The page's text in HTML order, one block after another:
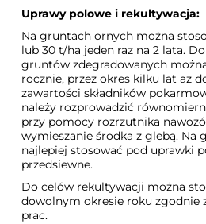
Uprawy polowe i rekultywacja:
Na gruntach ornych można
lub 30 t/ha jeden raz na 2 lata.
gruntów zdegradowanych
rocznie, przez okres kilku lat aż
zawartości składników
należy rozprowadzić
przy pomocy rozrzutnika
wymieszanie środka z glebą. Na
najlepiej stosować pod uprawki
przedsiewne.
Do celów rekultywacji można
dowolnym okresie roku zgodnie
prac.